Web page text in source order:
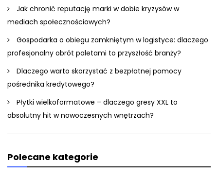
Jak chronić reputację marki w dobie kryzysów w
mediach społecznościowych?
Gospodarka o obiegu zamkniętym w logistyce: dlaczego
profesjonalny obrót paletami to przyszłość branży?
Dlaczego warto skorzystać z bezpłatnej pomocy
pośrednika kredytowego?
Płytki wielkoformatowe – dlaczego gresy XXL to
absolutny hit w nowoczesnych wnętrzach?
Polecane kategorie